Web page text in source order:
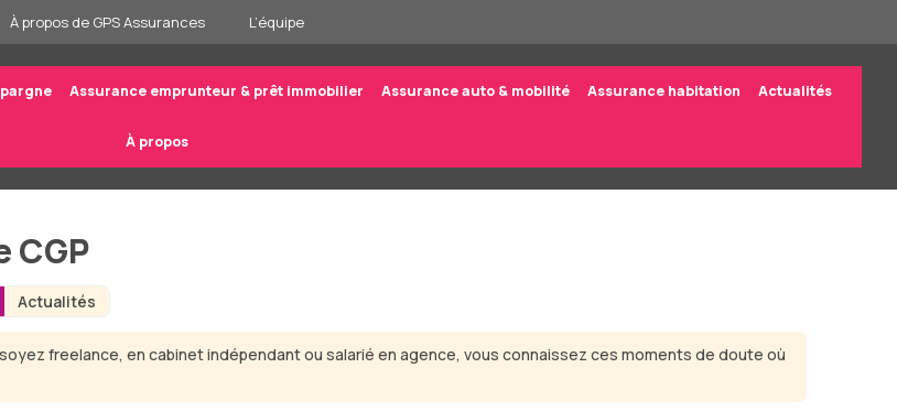
À propos de GPS Assurances L’équipe
Assurance emprunteur & prêt immobilier Assurance auto & mobilité Assurance habitation Actualités
À propos
Actualités
CGP
freelance, en cabinet indépendant ou salarié en agence, vous connaissez ces moments de doute où